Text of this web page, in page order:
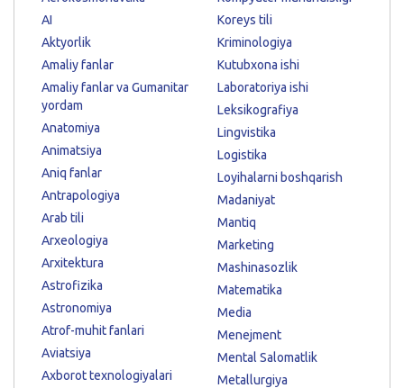
AI
Aktyorlik
Amaliy fanlar
Amaliy fanlar va Gumanitar
yordam
Anatomiya
Animatsiya
Aniq fanlar
Antrapologiya
Arab tili
Arxeologiya
Arxitektura
Astrofizika
Astronomiya
Atrof-muhit fanlari
Aviatsiya
Axborot texnologiyalari
Koreys tili
Kriminologiya
Kutubxona ishi
Laboratoriya ishi
Leksikografiya
Lingvistika
Logistika
Loyihalarni boshqarish
Madaniyat
Mantiq
Marketing
Mashinasozlik
Matematika
Media
Menejment
Mental Salomatlik
Metallurgiya